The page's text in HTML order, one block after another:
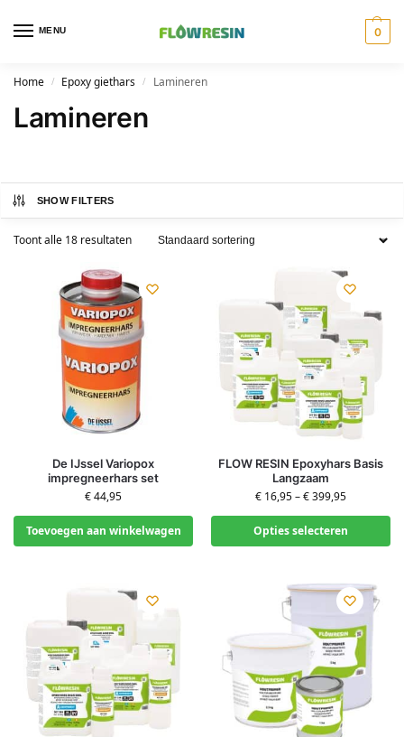
MENU 0
Home / Epoxy giethars / Lamineren
Lamineren
SHOW FILTERS
Toont alle 18 resultaten
De IJssel Variopox
impregneerhars set
€44,95
Toevoegen aan winkelwagen
FLOW RESIN Epoxyhars Basis
Langzaam
€ 16,95–€399,95
Opties selecteren